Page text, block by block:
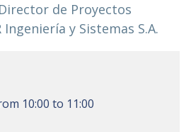
de Proyectos
Ingeniería y Sistemas S.A.
10:00 to 11:00